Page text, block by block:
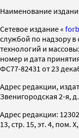
Наименование
Cетевое издание «
службой по надзору
технологий и
номер и дата
ФС77-82431 от 23
Адрес редакции,
Звенигородская 2-я,
Адрес редакции:
13, стр. 15, эт. 4, пом.